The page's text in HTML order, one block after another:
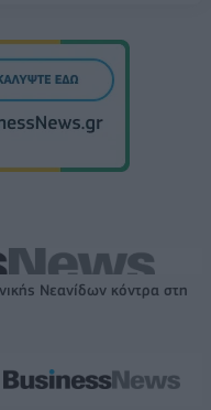
Νεανίδων κόντρα στη